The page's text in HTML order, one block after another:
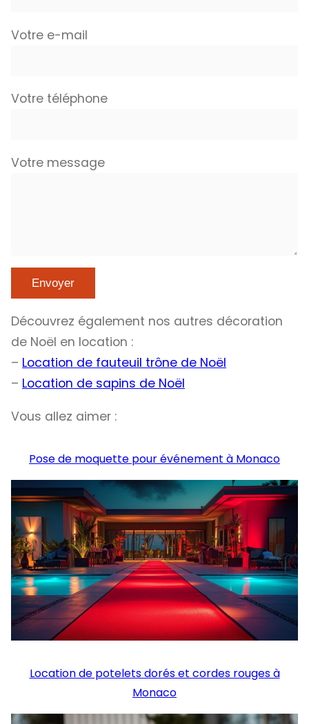
Votre e-mail
Votre téléphone
Votre message
Découvrez également nos autres décoration
de Noël en location :
– Location de fauteuil trône de Noël
– Location de sapins de Noël
Vous allez aimer :
Pose de moquette pour événement à Monaco
Location de potelets dorés et cordes rouges à
Monaco